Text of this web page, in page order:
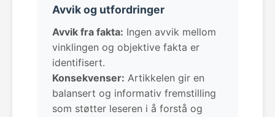
Avvik og utfordringer
Avvik fra fakta: Ingen avvik mellom
vinklingen og objektive fakta er
identifisert.
Konsekvenser: Artikkelen gir en
balansert og informativ fremstilling
som støtter leseren i å forstå og